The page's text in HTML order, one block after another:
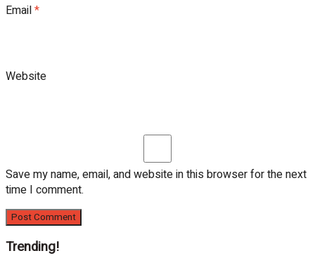
Email*
Website
Save my name, email, and website in this browser for the next
time I comment.
Trending!